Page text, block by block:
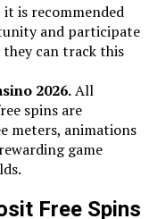
it is recommended
and participate
can track this
2026.All
spins are
meters, animations
game
Free Spins